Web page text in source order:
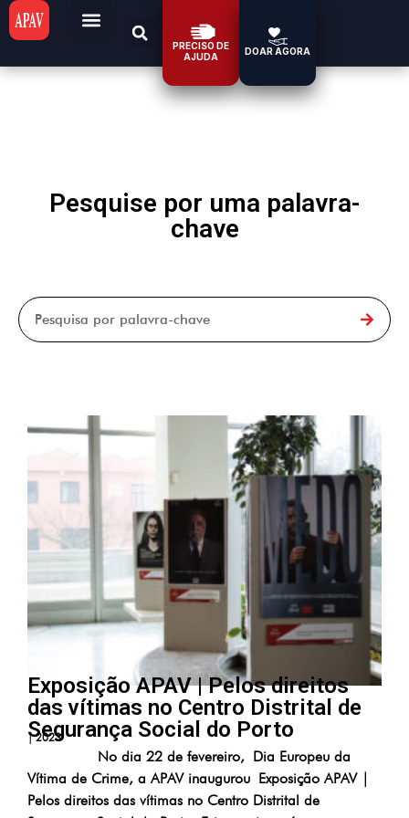
PRECISO DE
AJUDA
DOAR AGORA
Pesquise por uma palavra-
chave
Exposição APAV | Pelos direitos
das vítimas no Centro Distrital de
Segurança Social do Porto
| 2023
No dia 22 de fevereiro, Dia Europeu da
Vítima de Crime, a APAV inaugurou Exposição APAV |
Pelos direitos das vítimas no Centro Distrital de